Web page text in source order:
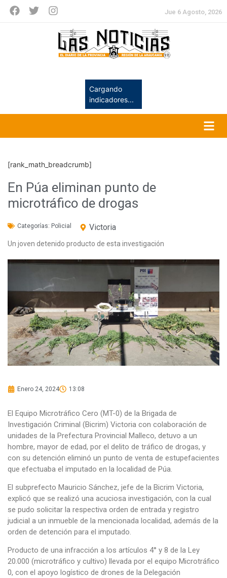
Jue 6 Agosto, 2026
Cargando
indicadores...
[rank_math_breadcrumb]
En Púa eliminan punto de
microtráfico de drogas
Categorías: Policial Victoria
Un joven detenido producto de esta investigación
Enero 24, 2024 13:08
El Equipo Microtráfico Cero (MT-0) de la Brigada de
Investigación Criminal (Bicrim) Victoria con colaboración de
unidades de la Prefectura Provincial Malleco, detuvo a un
hombre, mayor de edad, por el delito de tráfico de drogas, y
con su detención eliminó un punto de venta de estupefacientes
que efectuaba el imputado en la localidad de Púa.
El subprefecto Mauricio Sánchez, jefe de la Bicrim Victoria,
explicó que se realizó una acuciosa investigación, con la cual
se pudo solicitar la respectiva orden de entrada y registro
judicial a un inmueble de la mencionada localidad, además de la
orden de detención para el imputado.
Producto de una infracción a los artículos 4° y 8 de la Ley
20.000 (microtráfico y cultivo) llevada por el equipo Microtráfico
0, con el apoyo logístico de drones de la Delegación